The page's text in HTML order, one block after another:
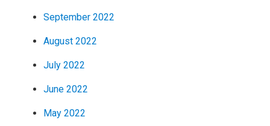
September 2022
August 2022
July 2022
June 2022
May 2022